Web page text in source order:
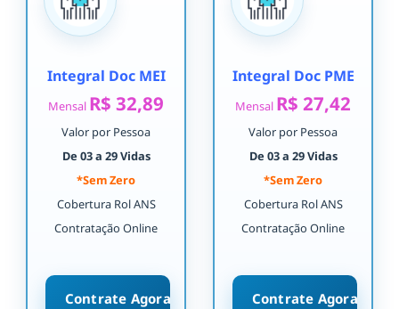
Integral Doc MEI
Mensal R$ 32,89
Valor por Pessoa
De 03 a 29 Vidas
*Sem Zero
Cobertura Rol ANS
Contratação Online
Contrate Agora
Integral Doc PME
Mensal R$ 27,42
Valor por Pessoa
De 03 a 29 Vidas
*Sem Zero
Cobertura Rol ANS
Contratação Online
Contrate Agora